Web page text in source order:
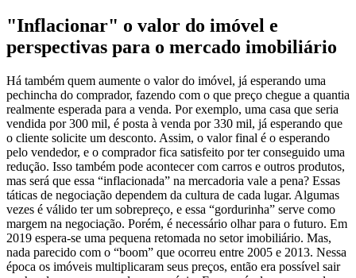
"Inflacionar" o valor do imóvel e
perspectivas para o mercado imobiliário
Há também quem aumente o valor do imóvel, já esperando uma
pechincha do comprador, fazendo com o que preço chegue a quantia
realmente esperada para a venda. Por exemplo, uma casa que seria
vendida por 300 mil, é posta à venda por 330 mil, já esperando que
o cliente solicite um desconto. Assim, o valor final é o esperando
pelo vendedor, e o comprador fica satisfeito por ter conseguido uma
redução. Isso também pode acontecer com carros e outros produtos,
mas será que essa “inflacionada” na mercadoria vale a pena? Essas
táticas de negociação dependem da cultura de cada lugar. Algumas
vezes é válido ter um sobrepreço, e essa “gordurinha” serve como
margem na negociação. Porém, é necessário olhar para o futuro. Em
2019 espera-se uma pequena retomada no setor imobiliário. Mas,
nada parecido com o “boom” que ocorreu entre 2005 e 2013. Nessa
época os imóveis multiplicaram seus preços, então era possível sair